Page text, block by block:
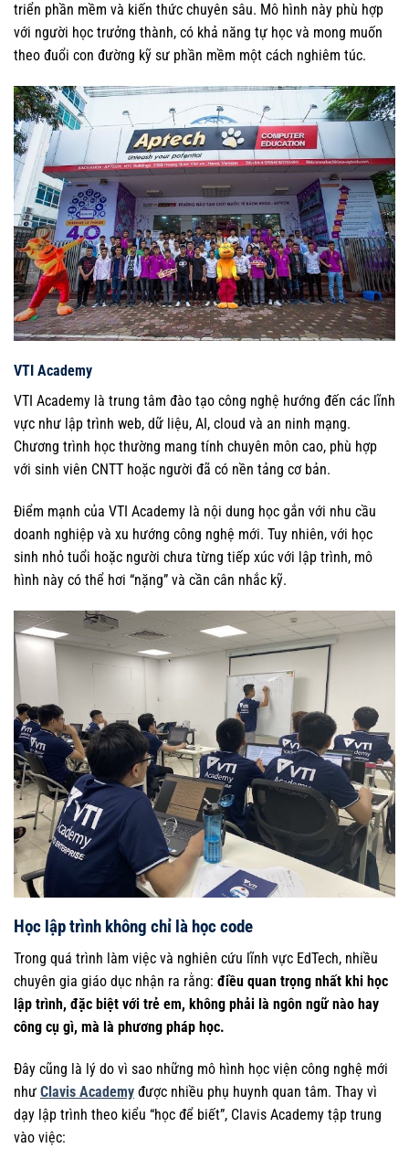
triển phần mềm và kiến thức chuyên sâu. Mô hình này phù hợp
với người học trưởng thành, có khả năng tự học và mong muốn
theo đuổi con đường kỹ sư phần mềm một cách nghiêm túc.
VTI Academy
VTI Academy là trung tâm đào tạo công nghệ hướng đến các lĩnh
vực như lập trình web, dữ liệu, AI, cloud và an ninh mạng.
Chương trình học thường mang tính chuyên môn cao, phù hợp
với sinh viên CNTT hoặc người đã có nền tảng cơ bản.
Điểm mạnh của VTI Academy là nội dung học gắn với nhu cầu
doanh nghiệp và xu hướng công nghệ mới. Tuy nhiên, với học
sinh nhỏ tuổi hoặc người chưa từng tiếp xúc với lập trình, mô
hình này có thể hơi “nặng” và cần cân nhắc kỹ.
Học lập trình không chỉ là học code
Trong quá trình làm việc và nghiên cứu lĩnh vực EdTech, nhiều
chuyên gia giáo dục nhận ra rằng: điều quan trọng nhất khi học
lập trình, đặc biệt với trẻ em, không phải là ngôn ngữ nào hay
công cụ gì, mà là phương pháp học.
Đây cũng là lý do vì sao những mô hình học viện công nghệ mới
như Clavis Academy được nhiều phụ huynh quan tâm. Thay vì
dạy lập trình theo kiểu “học để biết”, Clavis Academy tập trung
vào việc: